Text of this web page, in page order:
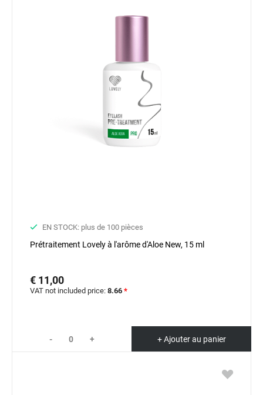
EN STOCK: plus de 100 pièces
Prétraitement Lovely à l'arôme d'Aloe New, 15 ml
€ 11,00
VAT not included price: 8.66 *
- + + Ajouter au panier